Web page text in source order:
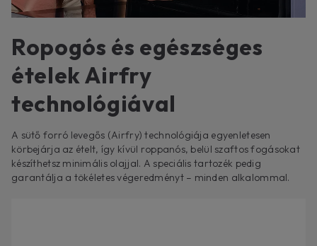
Ropogós és egészséges
ételek Airfry
technológiával
A sütő forró levegős (Airfry) technológiája egyenletesen
körbejárja az ételt, így kívül roppanós, belül szaftos fogásokat
készíthetsz minimális olajjal. A speciális tartozék pedig
garantálja a tökéletes végeredményt – minden alkalommal.